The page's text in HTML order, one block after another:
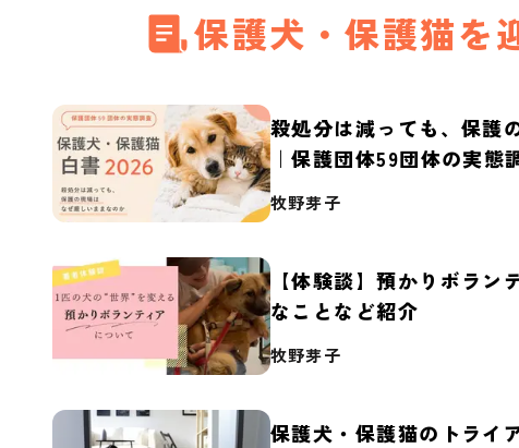
保護犬・保護猫を
殺処分は減っても、保護
｜保護団体59団体の実
2026】
牧野芽子
【体験談】預かりボラ
なことなど紹介
牧野芽子
保護犬・保護猫のトライ